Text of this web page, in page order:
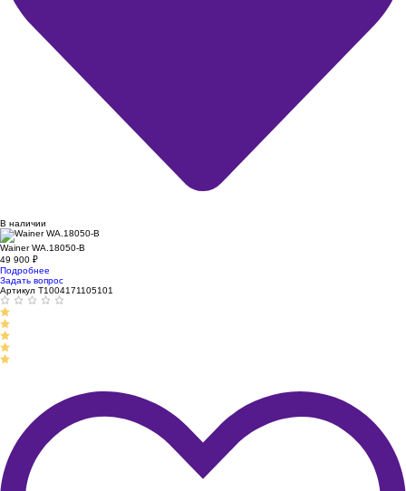
В наличии
Wainer WA.18050-B
49 900 ₽
Подробнее
Задать вопрос
Артикул T1004171105101